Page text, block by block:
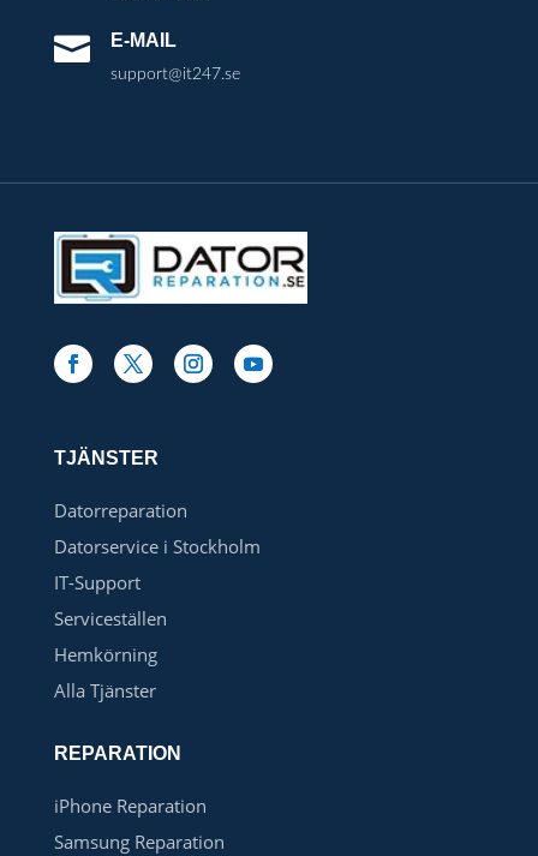
 E-MAIL
support@it247.se
TJÄNSTER
Datorreparation
Datorservice i Stockholm
IT-Support
Serviceställen
Hemkörning
Alla Tjänster
REPARATION
iPhone Reparation
Samsung Reparation